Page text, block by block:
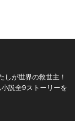
しが世界の救世主！
説全9ストーリーを